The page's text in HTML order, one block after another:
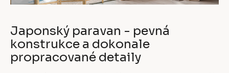
Japonský paravan - pevná
konstrukce a dokonale
propracované detaily